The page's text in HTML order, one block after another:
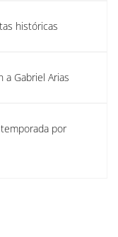
históricas
a Gabriel Arias
por